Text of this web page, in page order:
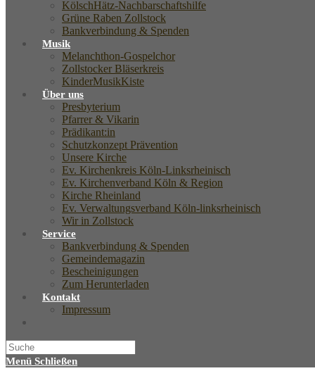
KölschHätz-Nachbarschaftshilfe
Grüne Raben Zollstock
Bankverbindung & Spenden
Musik
Melanchthon-Gospelchor
Zollstocker Bläserkreis
KinderMusikKiste
Über uns
Presbyterium
Pfarrer & Vikarin
Prädikant:in
Schutzkonzept Prävention
Unsere Kirche
Ev. Kirchenkreis Köln-Linksrheinisch
Ev. Kirchenverband Köln & Region
Kirche Rheinland
Ev. Verwaltungsverband Köln-linksrheinisch
Wir in Zollstock
Service
Bankverbindung & Spenden
Gemeindemagazin
Bescheinigungen
Zum Herunterladen
Kontakt
Impressum
Menü Schließen